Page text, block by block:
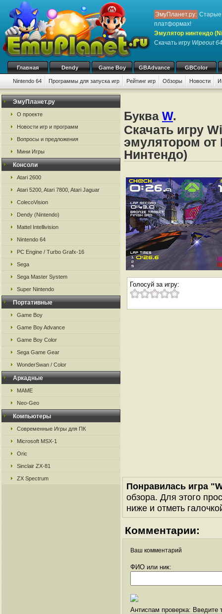
ЭмуПланет.ру: Старые
платформах!
Эмулятор нинтендо
Скачать игру Wipeout 64
Главная Dendy Game Boy GBAdvance GBColor
Nintendo 64 Программы для запуска игр Рейтинг игр Обзоры Новости
ЭмуПланет.ру
О проекте
Новости игр и программ
Вопросы и предложения
Мини Игры
Консоли
Atari 2600
Atari 5200, Atari 7800, Atari Jaguar
ColecoVision
Dendy (Nintendo)
Mattel Intellivision
Nintendo 64
PC Engine / Turbo Grafx-16
Sega
Sega Master System
Super Nintendo
Портативные
Game Boy
Game Boy Advance
Game Boy Color
Sega Game Gear
WonderSwan / Color
Аркадные
MAME
Neo-Geo
Компьютеры
Современные Игры для ПК
Microsoft MSX-1
Oric
Sinclair ZX-81
ZX Spectrum
Буква W.
Скачать игру
эмулятором от
Нинтендо)
Голосуй за игру:
Понравилась игра
обзора. Для этого
ниже и отметь
Комментарии:
Ваш комментарий
ФИО или ник:
Антиспам проверка: Введите